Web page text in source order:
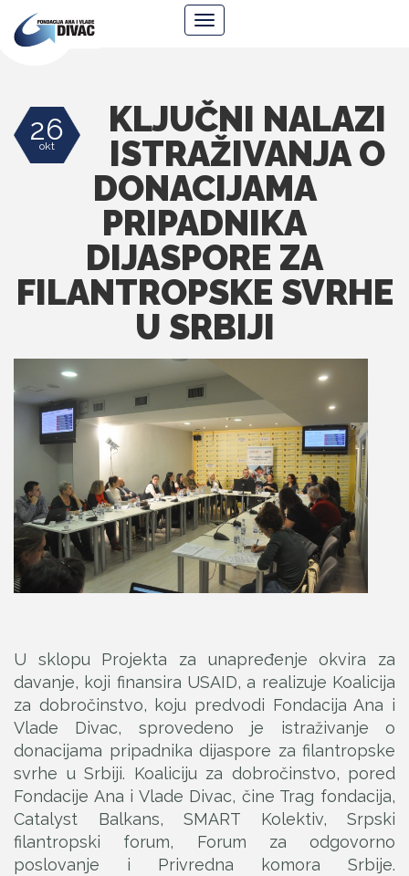
Ana
Navigacija
26
okt
KLJUČNI NALAZI
ISTRAŽIVANJA O
DONACIJAMA
PRIPADNIKA
DIJASPORE ZA
FILANTROPSKE SVRHE
U SRBIJI
U sklopu Projekta za unapređenje okvira za
davanje, koji finansira USAID, a realizuje Koalicija
za dobročinstvo, koju predvodi Fondacija Ana i
Vlade Divac, sprovedeno je istraživanje o
donacijama pripadnika dijaspore za filantropske
svrhe u Srbiji. Koaliciju za dobročinstvo, pored
Fondacije Ana i Vlade Divac, čine Trag fondacija,
Catalyst Balkans, SMART Kolektiv, Srpski
filantropski forum, Forum za odgovorno
poslovanje i Privredna komora Srbije.